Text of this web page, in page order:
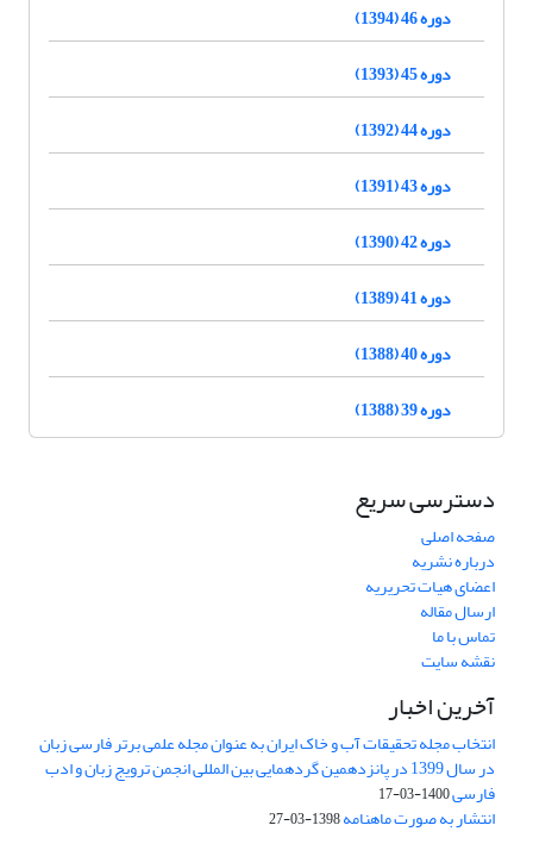
دوره 46 (1394)
دوره 45 (1393)
دوره 44 (1392)
دوره 43 (1391)
دوره 42 (1390)
دوره 41 (1389)
دوره 40 (1388)
دوره 39 (1388)
دسترسی سریع
صفحه اصلی
درباره نشریه
اعضای هیات تحریریه
ارسال مقاله
تماس با ما
نقشه سایت
آخرین اخبار
انتخاب مجله تحقیقات آب و خاک ایران به عنوان مجله علمی برتر فارسی زبان
در سال 1399 در پانزدهمین گردهمایی بین المللی انجمن ترویج زبان و ادب
فارسی1400-03-17
انتشار به صورت ماهنامه1398-03-27